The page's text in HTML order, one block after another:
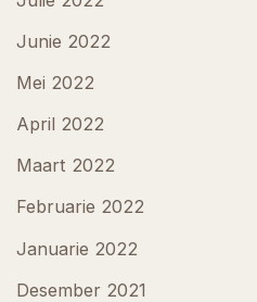
Junie 2022
Mei 2022
April 2022
Maart 2022
Februarie 2022
Januarie 2022
Desember 2021